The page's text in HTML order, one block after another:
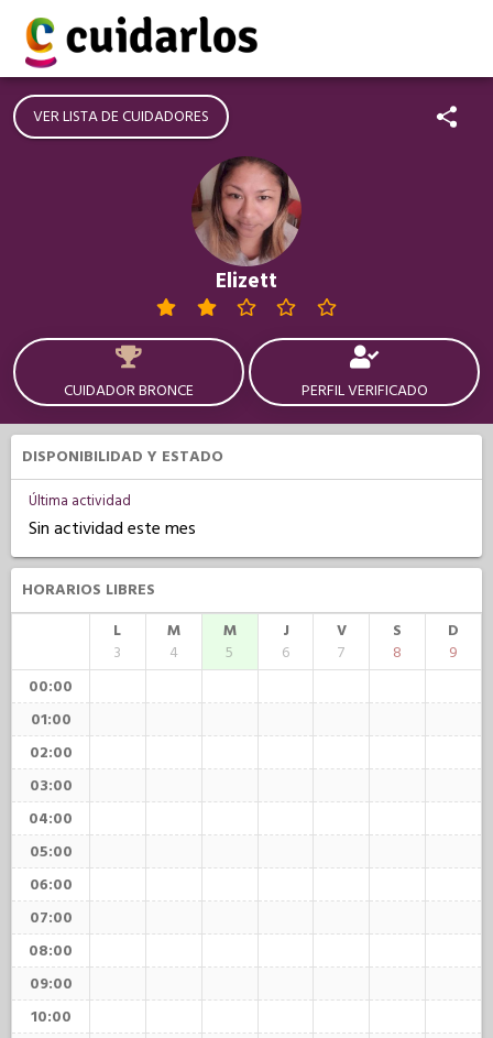
VER LISTA DE CUIDADORES
Elizett
CUIDADOR BRONCE PERFIL VERIFICADO
DISPONIBILIDAD Y ESTADO
Última actividad
Sin actividad este mes
HORARIOS LIBRES
L
3
M
4
M
5
J
6
V
7
S
8
D
9
00:00
01:00
02:00
03:00
04:00
05:00
06:00
07:00
08:00
09:00
10:00